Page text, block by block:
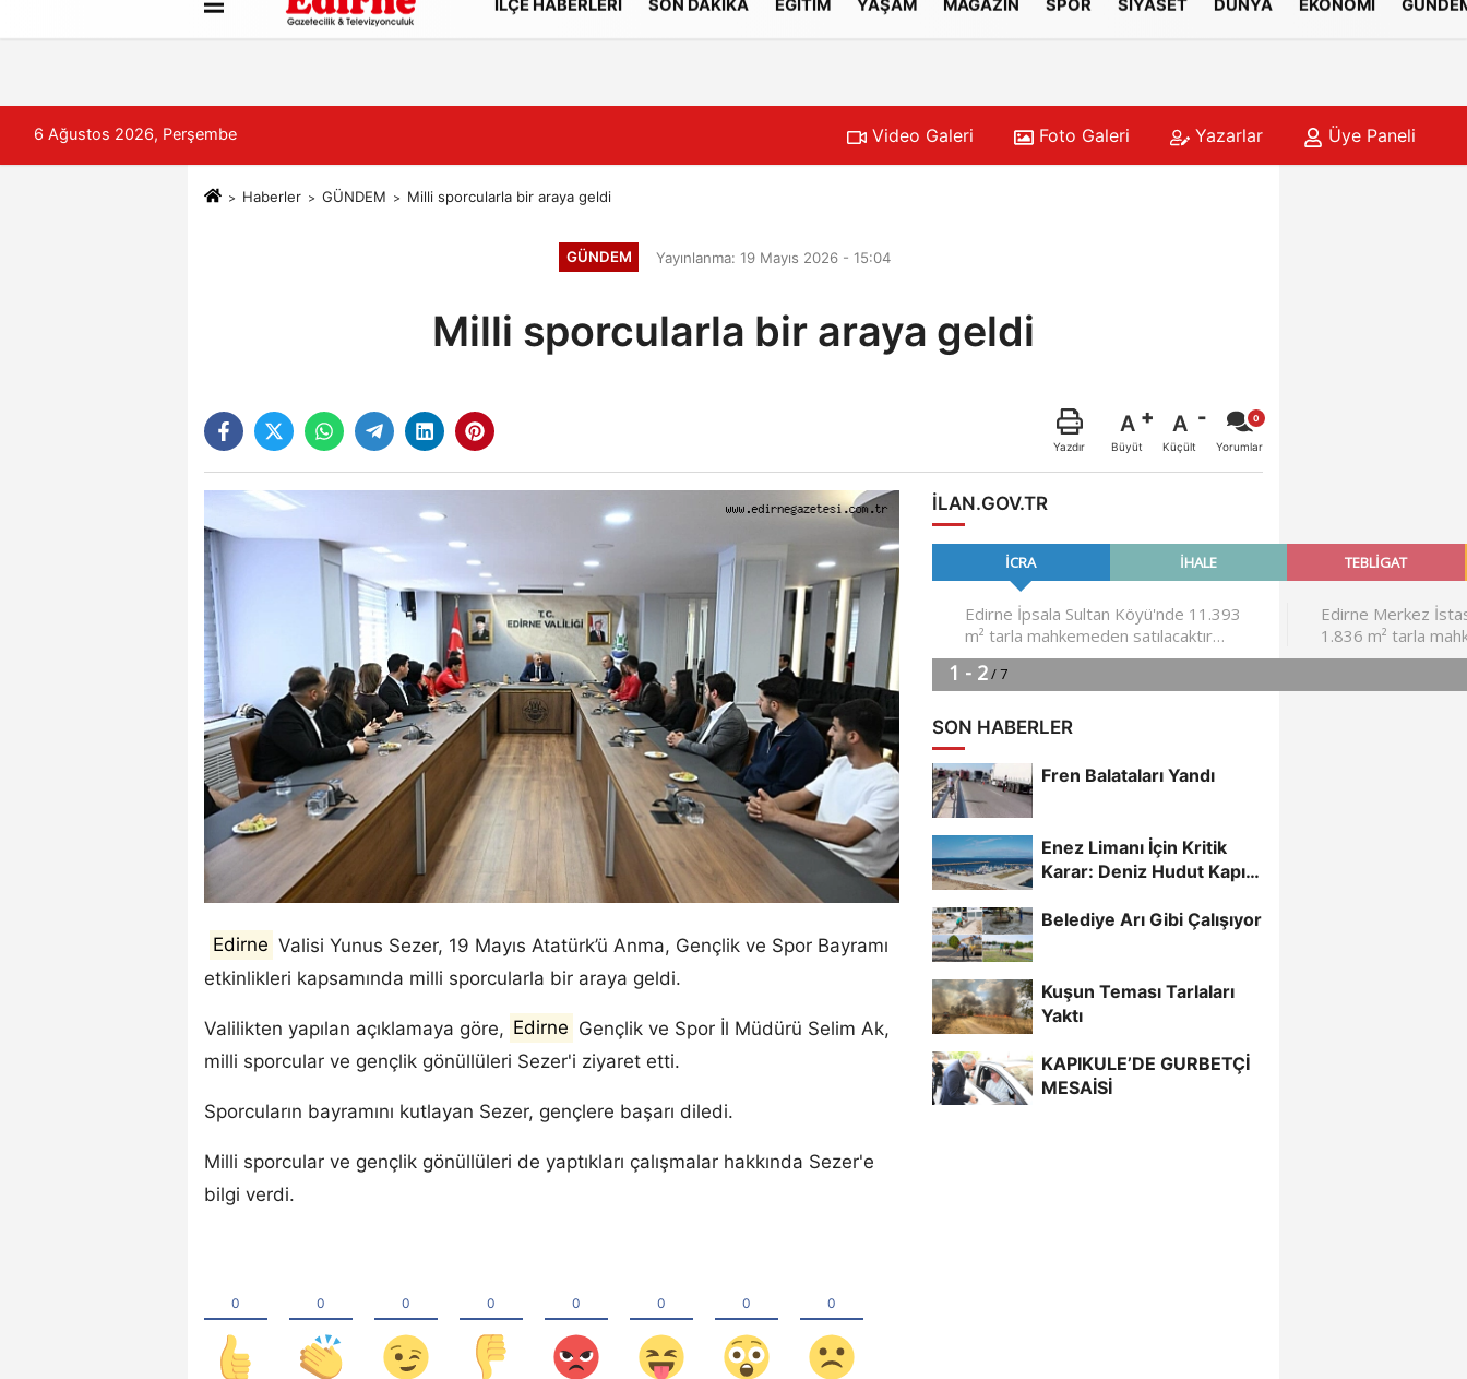
İletişim Çerez Politikası Gizlilik İlkeleri
İLÇE HABERLERİ SON DAKİKA EĞİTİM YAŞAM MAGAZİN SPOR SİYASET DÜNYA EKONOMİ
6 Ağustos 2026, Perşembe Video Galeri Foto Galeri Yazarlar Üye Paneli
Haberler GÜNDEM Milli sporcularla bir araya geldi
GÜNDEM Yayınlanma: 19 Mayıs 2026 - 15:04
Milli sporcularla bir araya geldi
Yazdır
A
Büyüt
A
Küçült Yorumlar
Edirne Valisi Yunus Sezer, 19 Mayıs Atatürk’ü Anma, Gençlik ve Spor Bayramı
etkinlikleri kapsamında milli sporcularla bir araya geldi.
Valilikten yapılan açıklamaya göre, Edirne Gençlik ve Spor İl Müdürü Selim Ak,
milli sporcular ve gençlik gönüllüleri Sezer'i ziyaret etti.
Sporcuların bayramını kutlayan Sezer, gençlere başarı diledi.
Milli sporcular ve gençlik gönüllüleri de yaptıkları çalışmalar hakkında Sezer'e
bilgi verdi.
ILAN.GOV.TR
SON HABERLER
Fren Balataları Yandı
Enez Limanı İçin Kritik
Karar: Deniz Hudut Kapısı
Belediye Arı Gibi Çalışıyor
Kuşun Teması Tarlaları
Yaktı
KAPIKULE’DE GURBETÇİ
MESAİSİ